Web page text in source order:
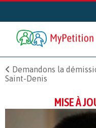
Demandons la
Saint-Denis
MISE À